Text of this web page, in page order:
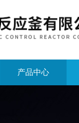
产品中心